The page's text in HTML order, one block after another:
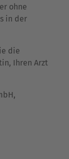
ohne
in der
die
Ihren Arzt